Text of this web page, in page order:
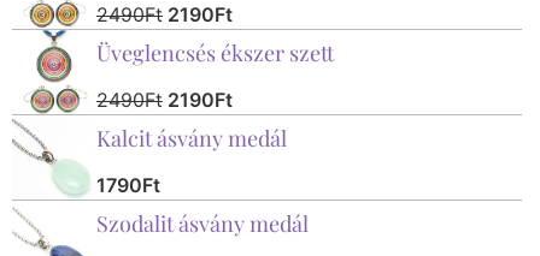
2490Ft 2190Ft
Üveglencsés ékszer szett
2490Ft 2190Ft
Kalcit ásvány medál
1790Ft
Szodalit ásvány medál